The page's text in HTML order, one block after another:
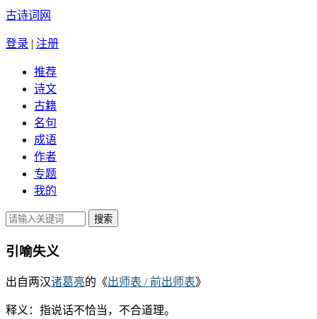
古诗词网
登录 | 注册
推荐
诗文
古籍
名句
成语
作者
专题
我的
引喻失义
出自两汉诸葛亮的《出师表 / 前出师表》
释义：指说话不恰当，不合道理。